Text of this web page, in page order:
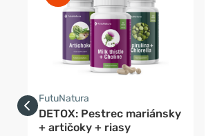
FutuNatura
DETOX: Pestrec mariánsky
+ artičoky + riasy